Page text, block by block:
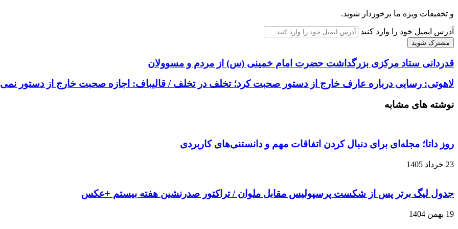
و تخفیفات ویژه ما برخوردار شوید.
آدرس ایمیل خود را وارد کنید
قدردانی ستاد مرکزی بزرگداشت حضرت امام خمینی (س) از مردم و مسوولان
لاهوتی: رسایی درباره عارف خارج از دستور صحبت کرد؛ تخلف در تخلف / قالیباف: اجازه صحبت خارج از دستور
نوشته های مشابه
روز داتا؛ مجله‌ای برای دنبال کردن اتفاقات مهم و دانستنی‌های کاربردی
23 خرداد 1405
جدول لیگ برتر پس از شکست پرسپولیس مقابل ملوان / تراکتور صدرنشین هفته بیستم +عکس
19 بهمن 1404